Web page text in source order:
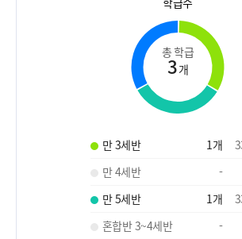
총 학급
3개
만 3세반 1개
만 4세반
-
만 5세반
1개
혼합반 3~4세반
-